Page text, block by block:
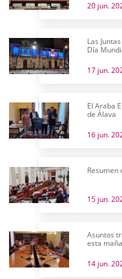
20 jun.
Las
Día
17 jun.
El Araba
de Álava
16 jun.
Resumen
15 jun.
Asuntos
esta
14 jun.